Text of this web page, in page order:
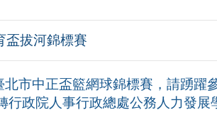
盃拔河錦標賽
北市中正盃籃網球錦標賽，請踴躍
行政院人事行政總處公務人力發展